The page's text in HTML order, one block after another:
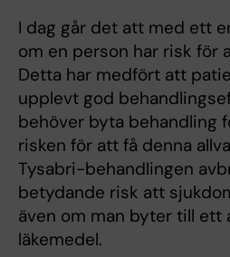
I dag går det att med ett
om en person har risk för
Detta har medfört att
upplevt god
behöver byta behandling
risken för att få denna
Tysabri-behandlingen
betydande risk att
även om man byter till ett
läkemedel.